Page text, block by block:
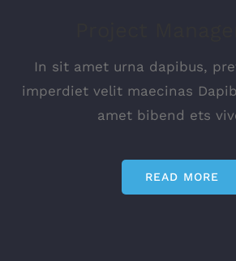
In sit amet urna dapibus,
imperdiet velit maecinas
amet bibend ets
READ MORE